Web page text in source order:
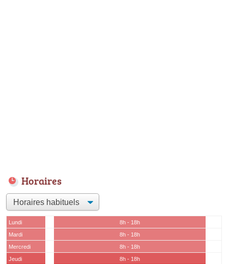
Horaires
Lundi
8h - 18h
Mardi
8h - 18h
Mercredi
8h - 18h
Jeudi
8h - 18h